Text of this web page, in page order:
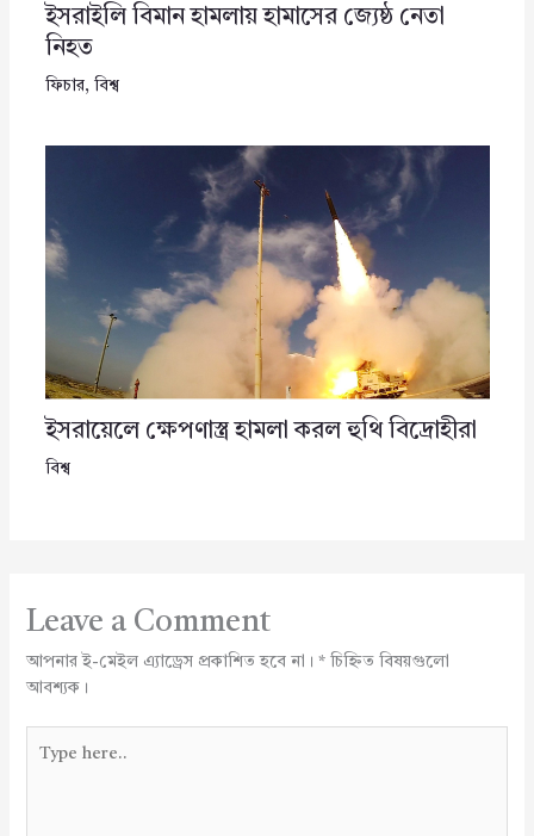
ইসরাইলি বিমান হামলায় হামাসের জ্যেষ্ঠ নেতা
নিহত
ফিচার, বিশ্ব
ইসরায়েলে ক্ষেপণাস্ত্র হামলা করল হুথি বিদ্রোহীরা
বিশ্ব
Leave a Comment
আপনার ই-মেইল এ্যাড্রেস প্রকাশিত হবে না। *চিহ্নিত বিষয়গুলো
আবশ্যক।
here..